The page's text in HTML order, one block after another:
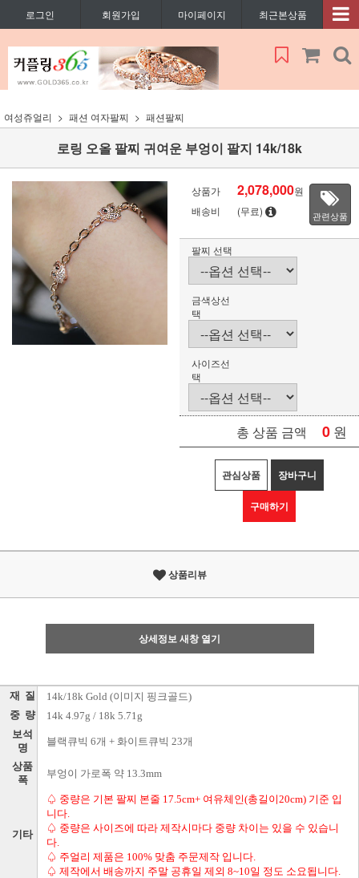
로그인 회원가입 마이페이지 최근본상품
여성쥬얼리 패션 여자팔찌 패션팔찌
로링 오올 팔찌 귀여운 부엉이 팔지 14k/18k
상품가 2,078,000원
배송비
(무료) 관련상품
팔찌 선택
금색상선
택
사이즈선
택
총 상품 금액 0 원
관심상품 장바구니
구매하기
상품리뷰
상세정보 새창 열기
재 질 14k/18k Gold (이미지 핑크골드)
중 량 14k 4.97g / 18k 5.71g
보석
명
블랙큐빅 6개 + 화이트큐빅 23개
상품
폭
부엉이 가로폭 약 13.3mm
기타
♤ 중량은 기본 팔찌 본줄 17.5cm+ 여유체인(총길이20cm) 기준 입
니다.
♤ 중량은 사이즈에 따라 제작시마다 중량 차이는 있을 수 있습니
다.
♤ 주얼리 제품은 100% 맞춤 주문제작 입니다.
♤ 제작에서 배송까지 주말 공휴일 제외 8~10일 정도 소요됩니다.